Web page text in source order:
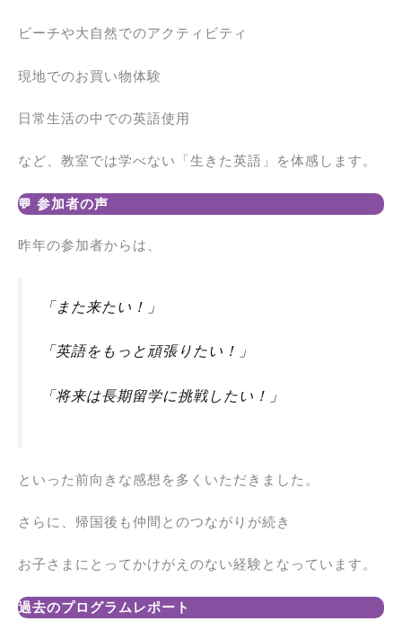
ビーチや大自然でのアクティビティ
現地でのお買い物体験
日常生活の中での英語使用
など、教室では学べない「生きた英語」を体感します。
💬 参加者の声
昨年の参加者からは、
「また来たい！」
「英語をもっと頑張りたい！」
「将来は長期留学に挑戦したい！」
といった前向きな感想を多くいただきました。
さらに、帰国後も仲間とのつながりが続き
お子さまにとってかけがえのない経験となっています。
過去のプログラムレポート